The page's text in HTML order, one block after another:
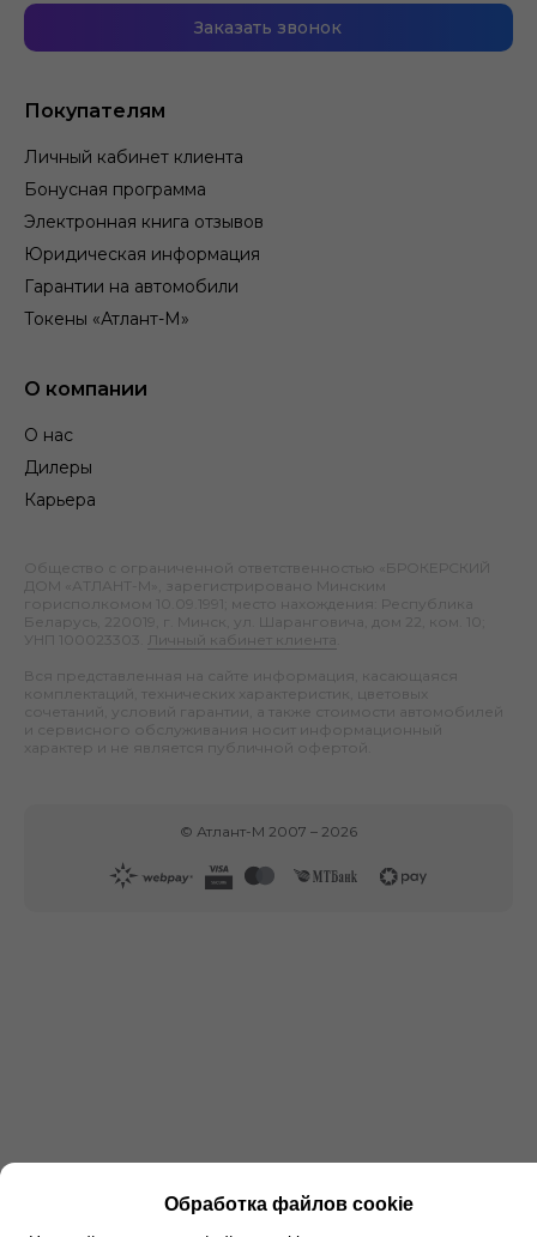
Покупателям
Личный кабинет клиента
Бонусная программа
Электронная книга отзывов
Юридическая информация
Гарантии на автомобили
Токены «Атлант-М»
О компании
О нас
Дилеры
Карьера
Заказать звонок
Общество с ограниченной ответственностью «БРОКЕРСКИЙ
ДОМ «АТЛАНТ-М», зарегистрировано Минским
горисполкомом 10.09.1991; место нахождения: Республика
Беларусь, 220019, г. Минск, ул. Шаранговича, дом 22, ком. 10;
УНП 100023303.
Личный кабинет клиента
Вся представленная на сайте информация, касающаяся
комплектаций, технических характеристик, цветовых
сочетаний, условий гарантии, а также стоимости автомобилей
и сервисного обслуживания носит информационный
характер и не является публичной офертой.
© Атлант-М 2007 – 2026
Обработка файлов cookie